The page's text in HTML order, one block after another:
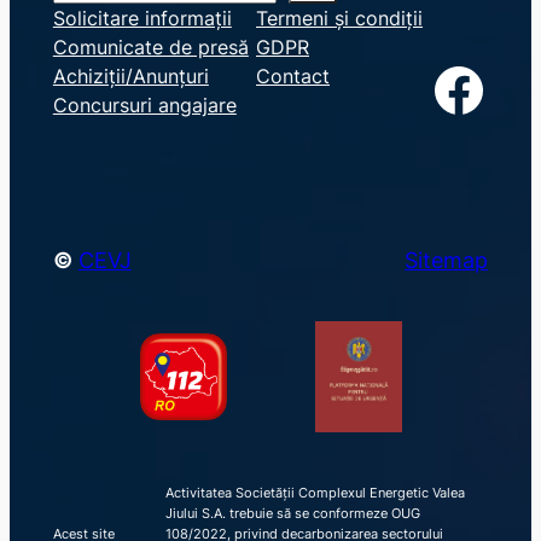
e
a
r
c
Solicitare informații
Comunicate de presă
Achiziții/Anunțuri
Concursuri angajare
Termeni și condiții
GDPR
Contact
Facebook
© CEVJ Sitemap
Acest site
Activitatea Societății Complexul Energetic Valea
Jiului S.A. trebuie să se conformeze OUG
108/2022, privind decarbonizarea sectorului